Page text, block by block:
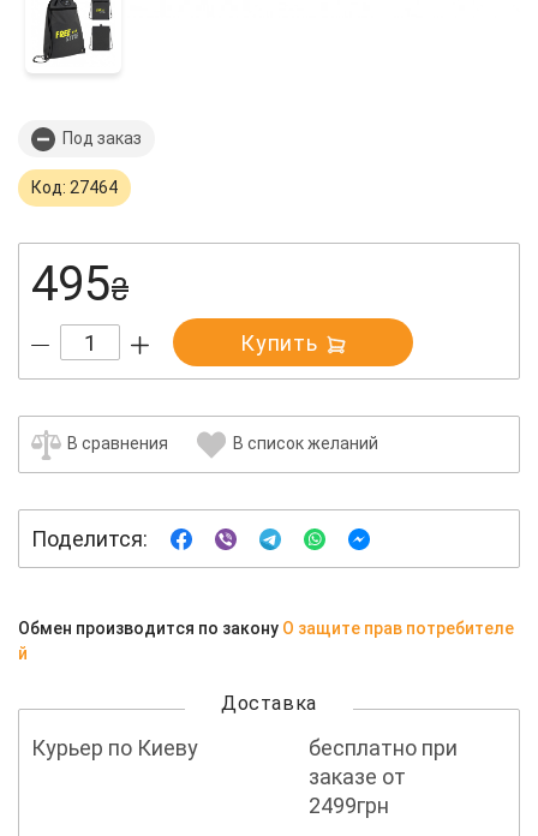
Под заказ
Код: 27464
495₴
Купить
В сравнения В список желаний
Поделится:
Обмен производится по закону О защите прав потребителе
й
Доставка
Курьер по Киеву
бесплатно при
заказе от
2499грн